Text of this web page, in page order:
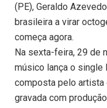
(PE), Geraldo
brasileira a virar
começa agora.
Na sexta-feira, 29 de
músico lança o single
composta pelo artista
gravada com